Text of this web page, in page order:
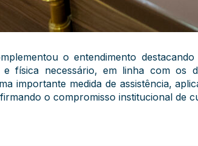
o entendimento
física necessário, em linha com os
importante medida de assistência,
o compromisso institucional de